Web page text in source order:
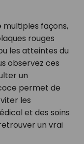
multiples façons,
rouges
les atteintes du
observez ces
un
permet de
les
et des soins
un vrai